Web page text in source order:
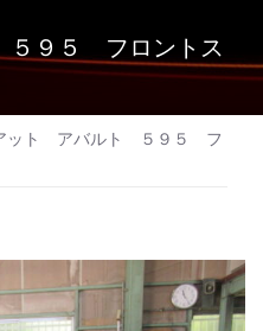
９５ フロントス
ット アバルト ５９５ フ